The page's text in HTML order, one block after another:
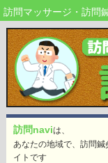
訪問マッサージ・訪問
訪問naviは、
あなたの地域で、訪問
イトです